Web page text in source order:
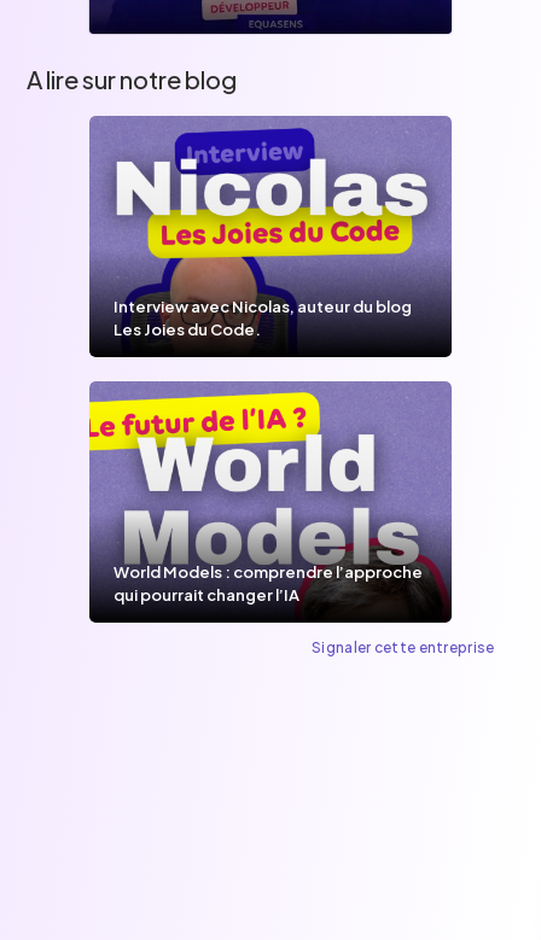
A lire sur notre blog
Interview avec Nicolas, auteur du blog
Les Joies du Code.
World Models : comprendre l’approche
qui pourrait changer l’IA
Signaler cette entreprise